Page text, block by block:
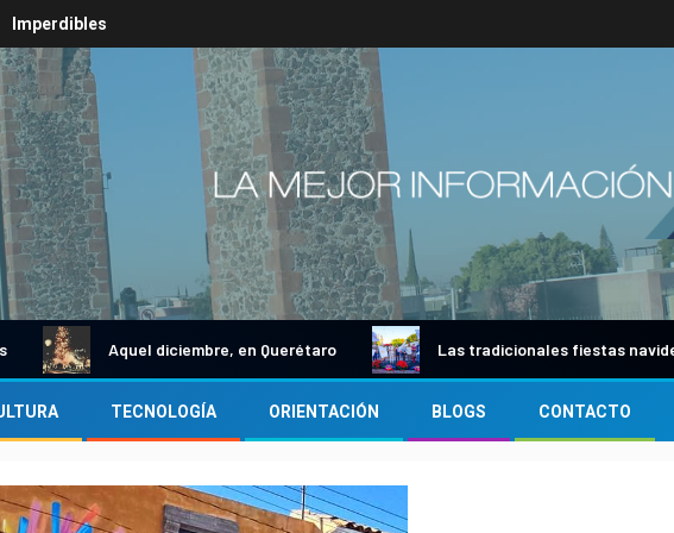
Imperdibles
Aquel diciembre, en Querétaro Las tradicionales fiestas navideñas
TECNOLOGÍA ORIENTACIÓN BLOGS CONTACTO